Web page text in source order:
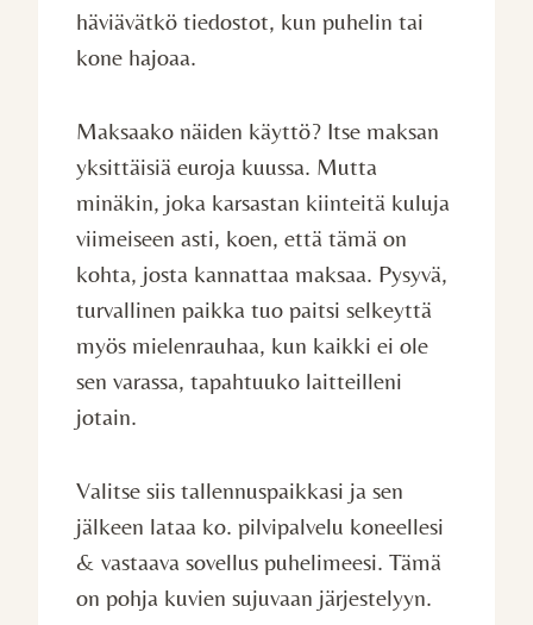
häviävätkö tiedostot, kun puhelin tai
kone hajoaa.
Maksaako näiden käyttö? Itse maksan
yksittäisiä euroja kuussa. Mutta
minäkin, joka karsastan kiinteitä kuluja
viimeiseen asti, koen, että tämä on
kohta, josta kannattaa maksaa. Pysyvä,
turvallinen paikka tuo paitsi selkeyttä
myös mielenrauhaa, kun kaikki ei ole
sen varassa, tapahtuuko laitteilleni
jotain.
Valitse siis tallennuspaikkasi ja sen
jälkeen lataa ko. pilvipalvelu koneellesi
& vastaava sovellus puhelimeesi. Tämä
on pohja kuvien sujuvaan järjestelyyn.